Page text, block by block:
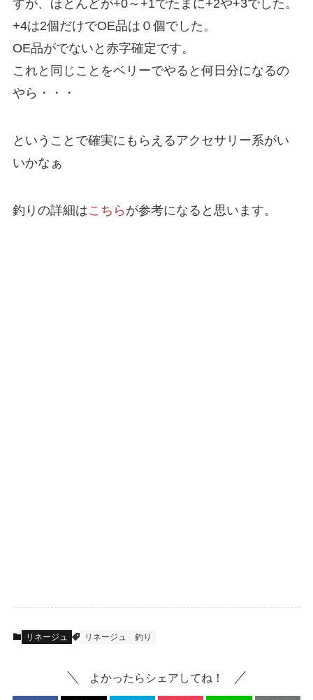
すが、ほとんどが+0～+1でたまに+2や+3でした。
+4は2個だけでOE品は０個でした。
OE品がでないと赤字確定です。
これと同じことをベリーでやると何日分になるの
やら・・・
ということで確実にもらえるアクセサリー系がい
いかなぁ
釣りの詳細はこちら が参考になると思います。
リネージュ リネージュ 釣り
よかったらシェアしてね！